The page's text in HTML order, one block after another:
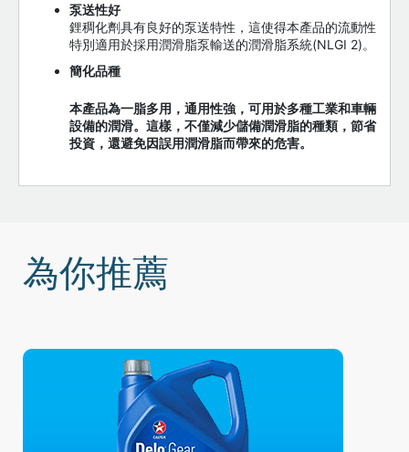
泵送性好
鋰稠化劑具有良好的泵送特性，這使得本產品的流動性
特別適用於採用潤滑脂泵輸送的潤滑脂系統(NLGI 2)。
簡化品種
本產品為一脂多用，通用性強，可用於多種工業和車輛
設備的潤滑。這樣，不僅減少儲備潤滑脂的種類，節省
投資，還避免因誤用潤滑脂而帶來的危害。
為你推薦